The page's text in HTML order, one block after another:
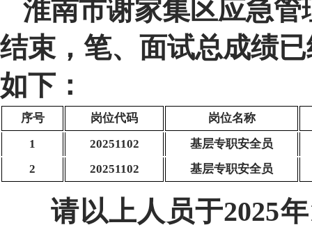
淮南市谢家集区应急
结束， 笔、面试总成绩
如下：
序号 岗位代码
岗位名称
1
20251102
基层专职安全员
2
20251102 基层专职安全员
请以上人员于2025年